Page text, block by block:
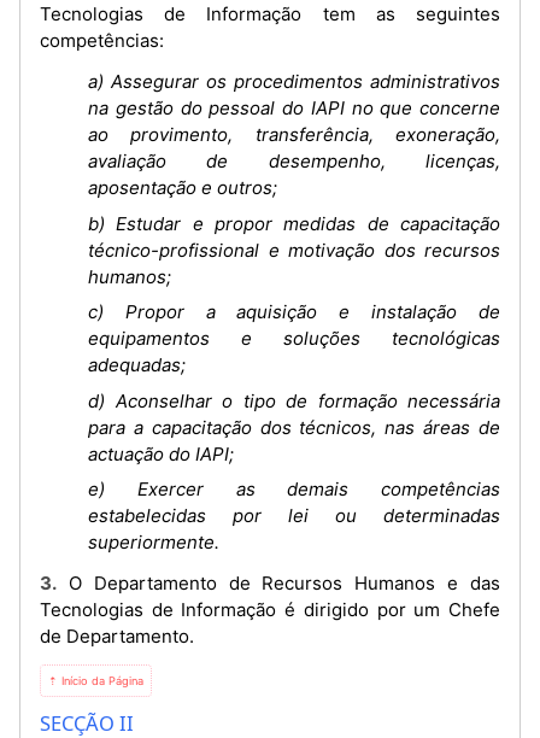
Tecnologias de Informação tem as seguintes
competências:
a) Assegurar os procedimentos administrativos
na gestão do pessoal do IAPI no que concerne
ao provimento, transferência, exoneração,
avaliação de desempenho, licenças,
aposentação e outros;
b) Estudar e propor medidas de capacitação
técnico-profissional e motivação dos recursos
humanos;
c) Propor a aquisição e instalação de
equipamentos e soluções tecnológicas
adequadas;
d) Aconselhar o tipo de formação necessária
para a capacitação dos técnicos, nas áreas de
actuação do IAPI;
e) Exercer as demais competências
estabelecidas por lei ou determinadas
superiormente.
3. O Departamento de Recursos Humanos e das
Tecnologias de Informação é dirigido por um Chefe
de Departamento.
⇡ Início da Página
SECÇÃO II